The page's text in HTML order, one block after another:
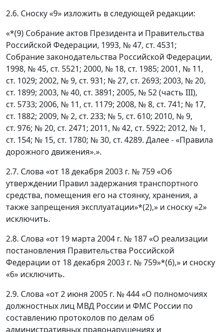
2.6. Сноску «9» изложить в следующей редакции:
«*(9) Собрание актов Президента и Правительства
Российской Федерации, 1993, № 47, ст. 4531;
Собрание законодательства Российской Федерации,
1998, № 45, ст. 5521; 2000, № 18, ст. 1985; 2001, № 11,
ст. 1029; 2002, № 9, ст. 931; № 27, ст. 2693; 2003, № 20,
ст. 1899; 2003, № 40, ст. 3891; 2005, № 52 (часть III),
ст. 5733; 2006, № 11, ст. 1179; 2008, № 8, ст. 741; № 17,
ст. 1882; 2009, № 2, ст. 233; № 5, ст. 610; 2010, № 9,
ст. 976; № 20, ст. 2471; 2011, № 42, ст. 5922; 2012, № 1,
ст. 154; № 15, ст. 1780; № 30, ст. 4289. Далее - «Правила
дорожного движения».».
2.7. Слова «от 18 декабря 2003 г. № 759 «Об
утверждении Правил задержания транспортного
средства, помещения его на стоянку, хранения, а
также запрещения эксплуатации»*(2),» и сноску «2»
исключить.
2.8. Слова «от 19 марта 2004 г. № 187 «О реализации
постановления Правительства Российской
Федерации от 18 декабря 2003 г. № 759»*(6),» и сноску
«6» исключить.
2.9. Слова «от 2 июня 2005 г. № 444 «О полномочиях
должностных лиц МВД России и ФМС России по
составлению протоколов по делам об
административных правонарушениях и